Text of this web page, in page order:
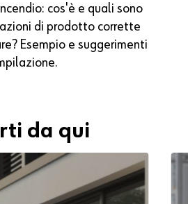
cos'è e quali sono
di prodotto corrette
Esempio e suggerimenti
da qui